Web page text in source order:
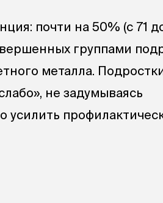
почти на 50% (с 71
группами
металла.
не задумываясь
усилить